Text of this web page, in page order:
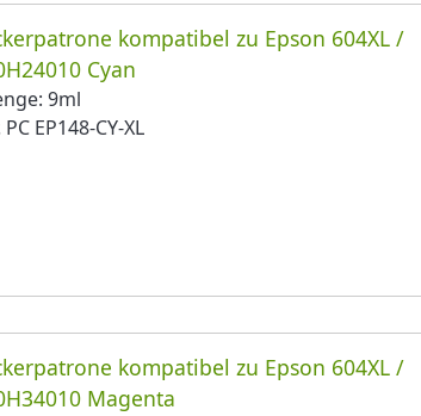
kompatibel zu Epson 604XL /
Cyan
9ml
EP148-CY-XL
kompatibel zu Epson 604XL /
Magenta